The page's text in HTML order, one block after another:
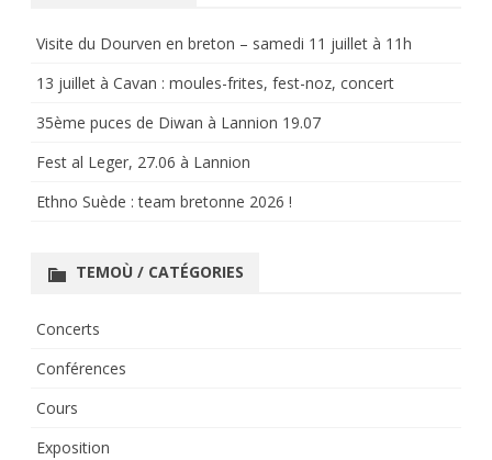
Visite du Dourven en breton – samedi 11 juillet à 11h
13 juillet à Cavan : moules-frites, fest-noz, concert
35ème puces de Diwan à Lannion 19.07
Fest al Leger, 27.06 à Lannion
Ethno Suède : team bretonne 2026 !
TEMOÙ / CATÉGORIES
Concerts
Conférences
Cours
Exposition